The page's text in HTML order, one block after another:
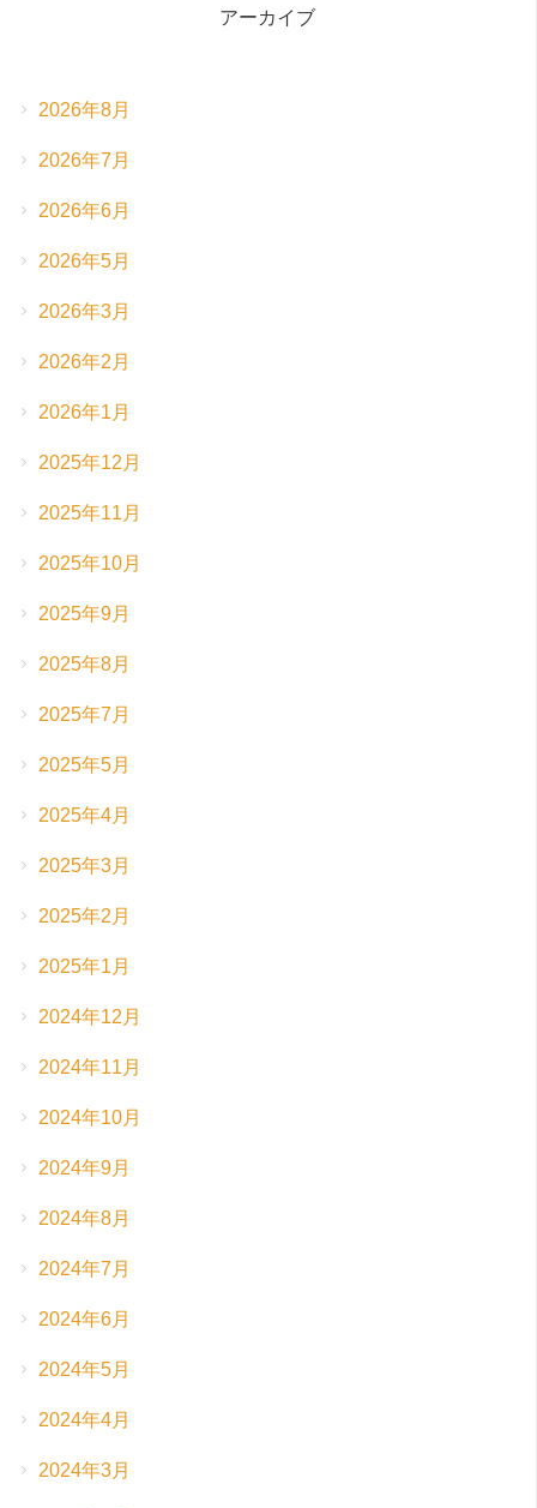
アーカイブ
2026年8月
2026年7月
2026年6月
2026年5月
2026年3月
2026年2月
2026年1月
2025年12月
2025年11月
2025年10月
2025年9月
2025年8月
2025年7月
2025年5月
2025年4月
2025年3月
2025年2月
2025年1月
2024年12月
2024年11月
2024年10月
2024年9月
2024年8月
2024年7月
2024年6月
2024年5月
2024年4月
2024年3月